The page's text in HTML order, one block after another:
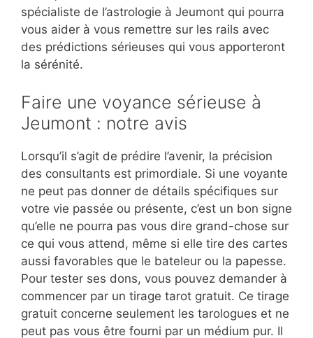
spécialiste de l’astrologie à Jeumont qui pourra
vous aider à vous remettre sur les rails avec
des prédictions sérieuses qui vous apporteront
la sérénité.
Faire une voyance sérieuse à
Jeumont : notre avis
Lorsqu’il s’agit de prédire l’avenir, la précision
des consultants est primordiale. Si une voyante
ne peut pas donner de détails spécifiques sur
votre vie passée ou présente, c’est un bon signe
qu’elle ne pourra pas vous dire grand-chose sur
ce qui vous attend, même si elle tire des cartes
aussi favorables que le bateleur ou la papesse.
Pour tester ses dons, vous pouvez demander à
commencer par un tirage tarot gratuit. Ce tirage
gratuit concerne seulement les tarologues et ne
peut pas vous être fourni par un médium pur. Il